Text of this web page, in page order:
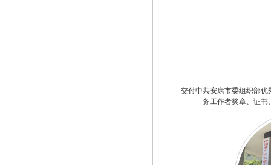
交付中共安康市委组织部
务工作者奖章、证书